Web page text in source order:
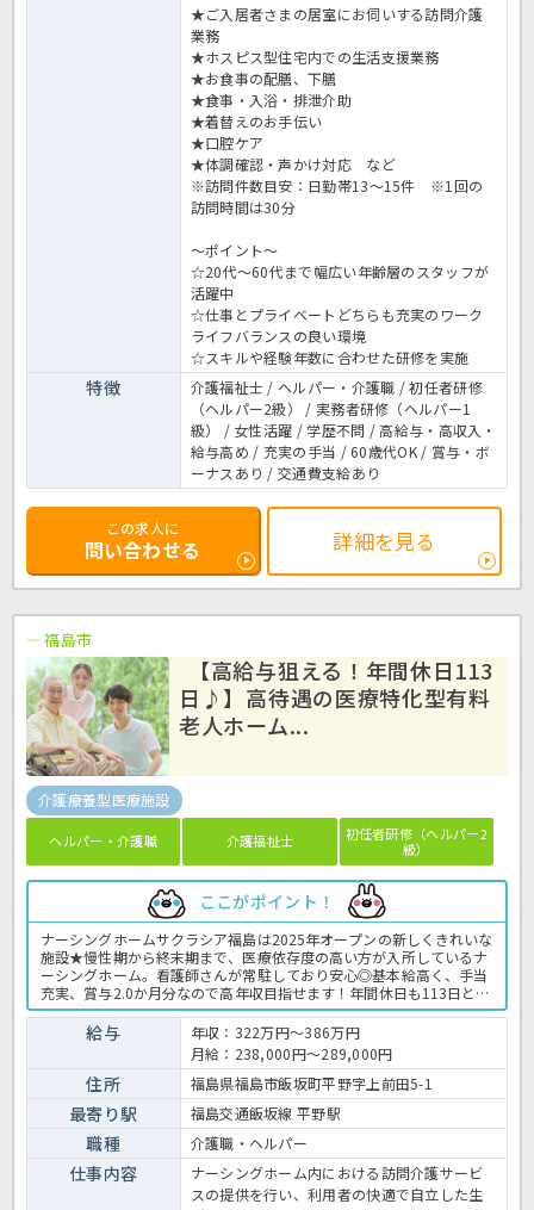
★ご入居者さまの居室にお伺いする訪問介護
業務
★ホスピス型住宅内での生活支援業務
★お食事の配膳、下膳
★食事・入浴・排泄介助
★着替えのお手伝い
★口腔ケア
★体調確認・声かけ対応 など
※訪問件数目安：日勤帯13～15件 ※1回の
訪問時間は30分
～ポイント～
☆20代～60代まで幅広い年齢層のスタッフが
活躍中
☆仕事とプライベートどちらも充実のワーク
ライフバランスの良い環境
☆スキルや経験年数に合わせた研修を実施
特徴
介護福祉士 / ヘルパー・介護職 / 初任者研修
（ヘルパー2級） / 実務者研修（ヘルパー1
級） / 女性活躍 / 学歴不問 / 高給与・高収入・
給与高め / 充実の手当 / 60歳代OK / 賞与・ボ
ーナスあり / 交通費支給あり
この求人に
問い合わせる 詳細を見る
福島市
【高給与狙える！年間休日113
日♪】高待遇の医療特化型有料
老人ホーム...
介護療養型医療施設
ヘルパー・介護職 介護福祉士
初任者研修（ヘルパー2
級）
ここがポイント！
ナーシングホームサクラシア福島は2025年オープンの新しくきれいな
施設★慢性期から終末期まで、医療依存度の高い方が入所しているナ
ーシングホーム。看護師さんが常駐しており安心◎基本給高く、手当
充実、賞与2.0か月分なので高年収目指せます！年間休日も113日と多
く、お仕事だけではなくプライベートも充実する職場環境です！気に
なる方はぜひほっ介護までお問い合わせ下さい♬有料老人ホームでの
介護業務全般です。 ＜介護職 正職員 有料老人ホームの求人＞
給与
年収：322万円～386万円
月給：238,000円～289,000円
住所 福島県福島市飯坂町平野字上前田5-1
最寄り駅 福島交通飯坂線 平野駅
職種 介護職・ヘルパー
仕事内容
ナーシングホーム内における訪問介護サービ
スの提供を行い、利用者の快適で自立した生